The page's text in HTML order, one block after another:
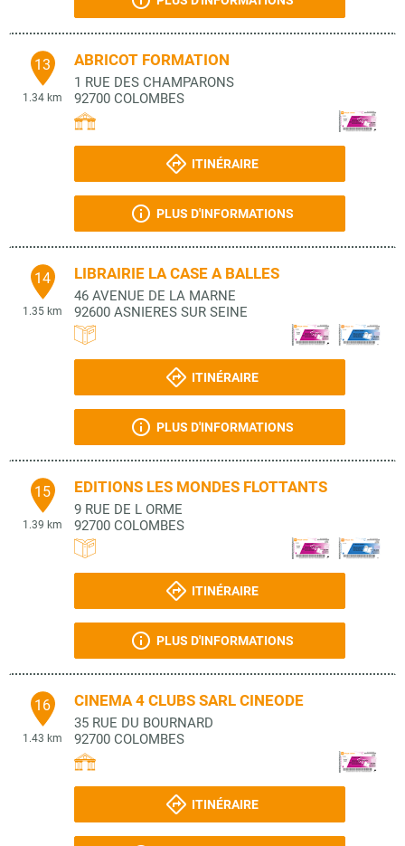
13
1.34 km
ABRICOT FORMATION
1 RUE DES CHAMPARONS
92700 COLOMBES
ITINÉRAIRE
PLUS D'INFORMATIONS
14
1.35 km
LIBRAIRIE LA CASE A BALLES
46 AVENUE DE LA MARNE
92600 ASNIERES SUR SEINE
ITINÉRAIRE
PLUS D'INFORMATIONS
15
1.39 km
EDITIONS LES MONDES FLOTTANTS
9 RUE DE L ORME
92700 COLOMBES
ITINÉRAIRE
PLUS D'INFORMATIONS
16
1.43 km
CINEMA 4 CLUBS SARL CINEODE
35 RUE DU BOURNARD
92700 COLOMBES
ITINÉRAIRE